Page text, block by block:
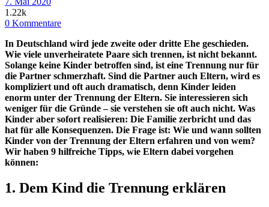
1.22k
0 Kommentare
In Deutschland wird jede zweite oder dritte Ehe geschieden.
Wie viele unverheiratete Paare sich trennen, ist nicht bekannt.
Solange keine Kinder betroffen sind, ist eine Trennung nur für
die Partner schmerzhaft. Sind die Partner auch Eltern, wird es
kompliziert und oft auch dramatisch, denn Kinder leiden
enorm unter der Trennung der Eltern. Sie interessieren sich
weniger für die Gründe – sie verstehen sie oft auch nicht. Was
Kinder aber sofort realisieren: Die Familie zerbricht und das
hat für alle Konsequenzen. Die Frage ist: Wie und wann sollten
Kinder von der Trennung der Eltern erfahren und von wem?
Wir haben 9 hilfreiche Tipps, wie Eltern dabei vorgehen
können:
1. Dem Kind die Trennung erklären